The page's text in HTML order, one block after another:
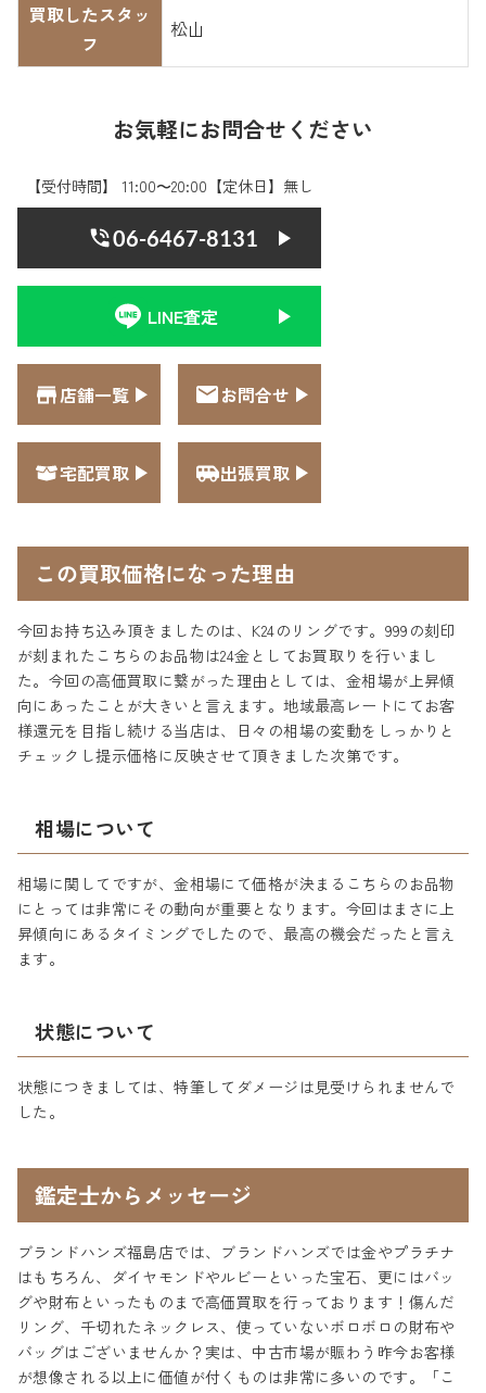
買取したスタッ
フ
松山
お気軽にお問合せください
【受付時間】 11:00〜20:00【定休日】無し
06-6467-8131
LINE査定
店舗一覧 お問合せ
宅配買取 出張買取
この買取価格になった理由
今回お持ち込み頂きましたのは、K24のリングです。999の刻印
が刻まれたこちらのお品物は24金としてお買取りを行いまし
た。今回の高価買取に繋がった理由としては、金相場が上昇傾
向にあったことが大きいと言えます。地域最高レートにてお客
様還元を目指し続ける当店は、日々の相場の変動をしっかりと
チェックし提示価格に反映させて頂きました次第です。
相場について
相場に関してですが、金相場にて価格が決まるこちらのお品物
にとっては非常にその動向が重要となります。今回はまさに上
昇傾向にあるタイミングでしたので、最高の機会だったと言え
ます。
状態について
状態につきましては、特筆してダメージは見受けられませんで
した。
鑑定士からメッセージ
ブランドハンズ福島店では、ブランドハンズでは金やプラチナ
はもちろん、ダイヤモンドやルビーといった宝石、更にはバッ
グや財布といったものまで高価買取を行っております！傷んだ
リング、千切れたネックレス、使っていないボロボロの財布や
バッグはございませんか？実は、中古市場が賑わう昨今お客様
が想像される以上に価値が付くものは非常に多いのです。「こ